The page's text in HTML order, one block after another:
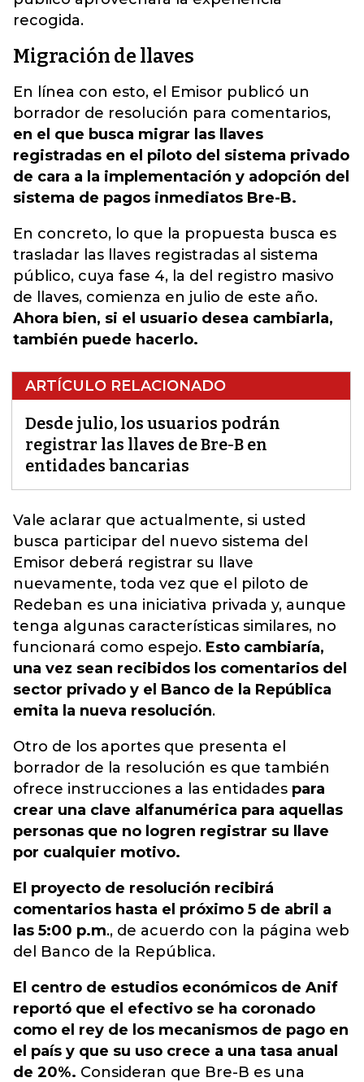
recogida.
Migración de llaves
En línea con esto, el Emisor publicó un
borrador de resolución para comentarios,
en el que busca migrar las llaves
registradas en el piloto del sistema privado
de cara a la implementación y adopción del
sistema de pagos inmediatos Bre-B.
En concreto, lo que la propuesta busca es
trasladar las llaves registradas al sistema
público, cuya fase 4, la del registro masivo
de llaves, comienza en julio de este año.
Ahora bien, si el usuario desea cambiarla,
también puede hacerlo.
ARTÍCULO RELACIONADO
Desde julio, los usuarios podrán
registrar las llaves de Bre-B en
entidades bancarias
Vale aclarar que actualmente, si usted
busca participar del nuevo sistema del
Emisor deberá registrar su llave
nuevamente, toda vez que el piloto de
Redeban es una iniciativa privada y, aunque
tenga algunas características similares, no
funcionará como espejo. Esto cambiaría,
una vez sean recibidos los comentarios del
sector privado y el Banco de la República
emita la nueva resolución.
Otro de los aportes que presenta el
borrador de la resolución es que también
ofrece instrucciones a las entidades para
crear una clave alfanumérica para aquellas
personas que no logren registrar su llave
por cualquier motivo.
El proyecto de resolución recibirá
comentarios hasta el próximo 5 de abril a
las 5:00 p.m., de acuerdo con la página web
del Banco de la República.
El centro de estudios económicos de Anif
reportó que el efectivo se ha coronado
como el rey de los mecanismos de pago en
el país y que su uso crece a una tasa anual
de 20%. Consideran que Bre-B es una